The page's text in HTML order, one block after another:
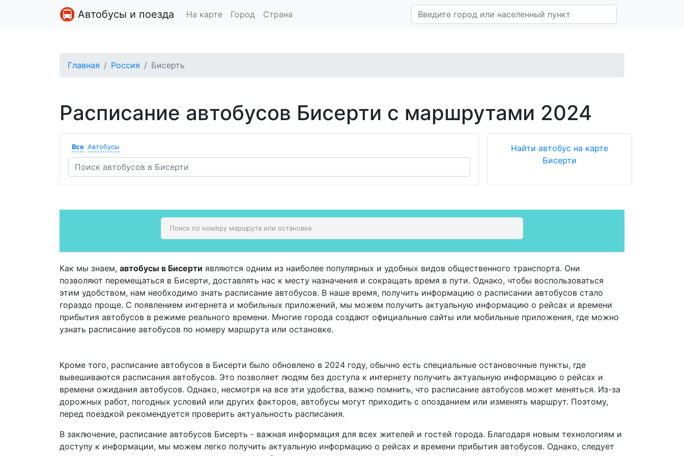
Автобусы и поезда На карте Город Страна
Главная Россия Бисерть
Расписание автобусов Бисерти с маршрутами 2024
Все Автобусы
Найти автобус на карте
Бисерти
Как мы знаем, автобусы в Бисерти являются одним из наиболее популярных и удобных видов общественного транспорта. Они
позволяют перемещаться в Бисерти, доставлять нас к месту назначения и сокращать время в пути. Однако, чтобы воспользоваться
этим удобством, нам необходимо знать расписание автобусов. В наше время, получить информацию о расписании автобусов стало
гораздо проще. С появлением интернета и мобильных приложений, мы можем получить актуальную информацию о рейсах и времени
прибытия автобусов в режиме реального времени. Многие города создают официальные сайты или мобильные приложения, где можно
узнать расписание автобусов по номеру маршрута или остановке.
Кроме того, расписание автобусов в Бисерти было обновлено в 2024 году, обычно есть специальные остановочные пункты, где
вывешиваются расписания автобусов. Это позволяет людям без доступа к интернету получить актуальную информацию о рейсах и
времени ожидания автобусов. Однако, несмотря на все эти удобства, важно помнить, что расписание автобусов может меняться. Из-за
дорожных работ, погодных условий или других факторов, автобусы могут приходить с опозданием или изменять маршрут. Поэтому,
перед поездкой рекомендуется проверить актуальность расписания.
В заключение, расписание автобусов Бисерть - важная информация для всех жителей и гостей города. Благодаря новым технологиям и
доступу к информации, мы можем легко получить актуальную информацию о рейсах и времени прибытия автобусов. Однако, следует